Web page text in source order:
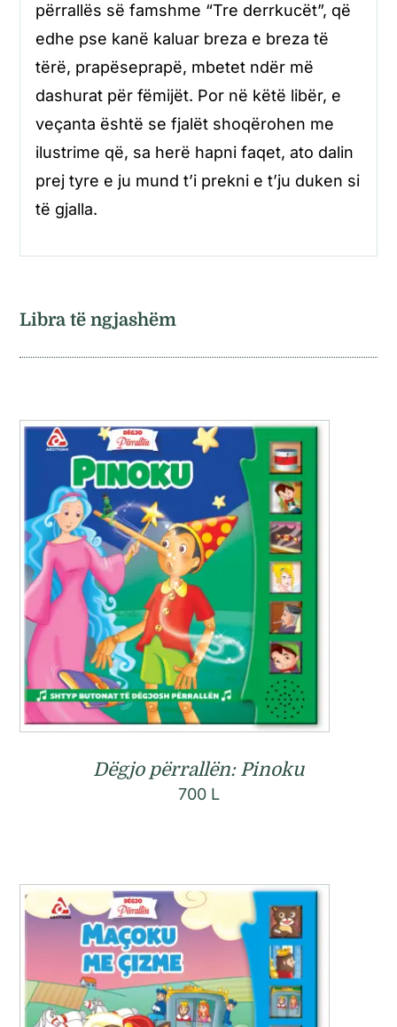
përrallës së famshme “Tre derrkucët”, që
edhe pse kanë kaluar breza e breza të
tërë, prapëseprapë, mbetet ndër më
dashurat për fëmijët. Por në këtë libër, e
veçanta është se fjalët shoqërohen me
ilustrime që, sa herë hapni faqet, ato dalin
prej tyre e ju mund t’i prekni e t’ju duken si
të gjalla.
Libra të ngjashëm
Dëgjo përrallën: Pinoku
700 L